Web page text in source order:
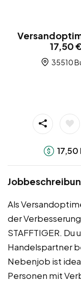
17,50
35510
17,50
Als
der
STAFFTIGER.
Handelspartner
Nebenjob ist
Personen mit